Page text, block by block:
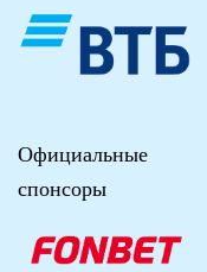
Официальные
спонсоры